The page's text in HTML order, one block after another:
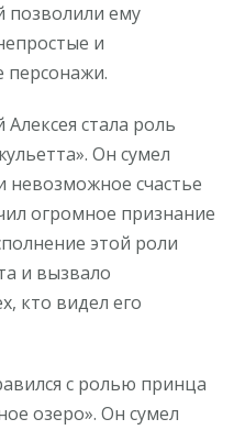
позволили ему
и
стала роль
Он сумел
невозможное счастье
огромное признание
этой роли
и вызвало
кто видел его
с ролью принца
озеро». Он сумел